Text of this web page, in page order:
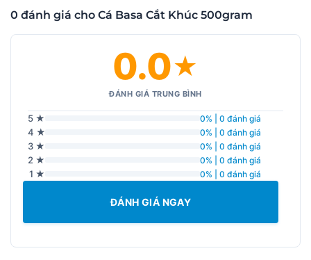
0 đánh giá cho Cá Basa Cắt Khúc 500gram
0.0★
ĐÁNH GIÁ TRUNG BÌNH
5 ★ 0% | 0 đánh giá
4 ★ 0% | 0 đánh giá
3 ★ 0% | 0 đánh giá
2 ★ 0% | 0 đánh giá
1 ★ 0% | 0 đánh giá
ĐÁNH GIÁ NGAY